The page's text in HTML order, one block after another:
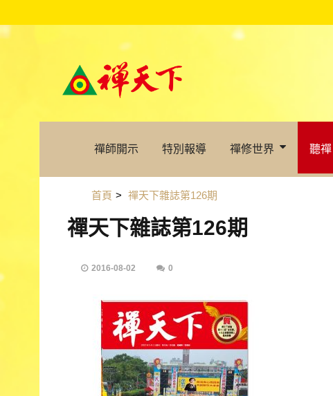
禪師開示 特別報導 禪修世界 聽禪
首頁 > 禪天下雜誌第126期
禪天下雜誌第126期
2016-08-02 0